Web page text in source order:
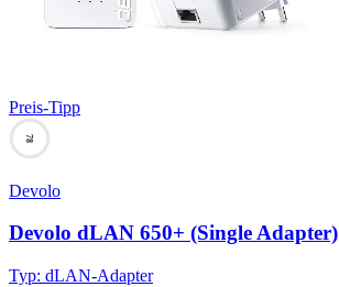
Preis-Tipp
78
Devolo
Devolo dLAN 650+ (Single Adapter)
Typ: dLAN-Adapter